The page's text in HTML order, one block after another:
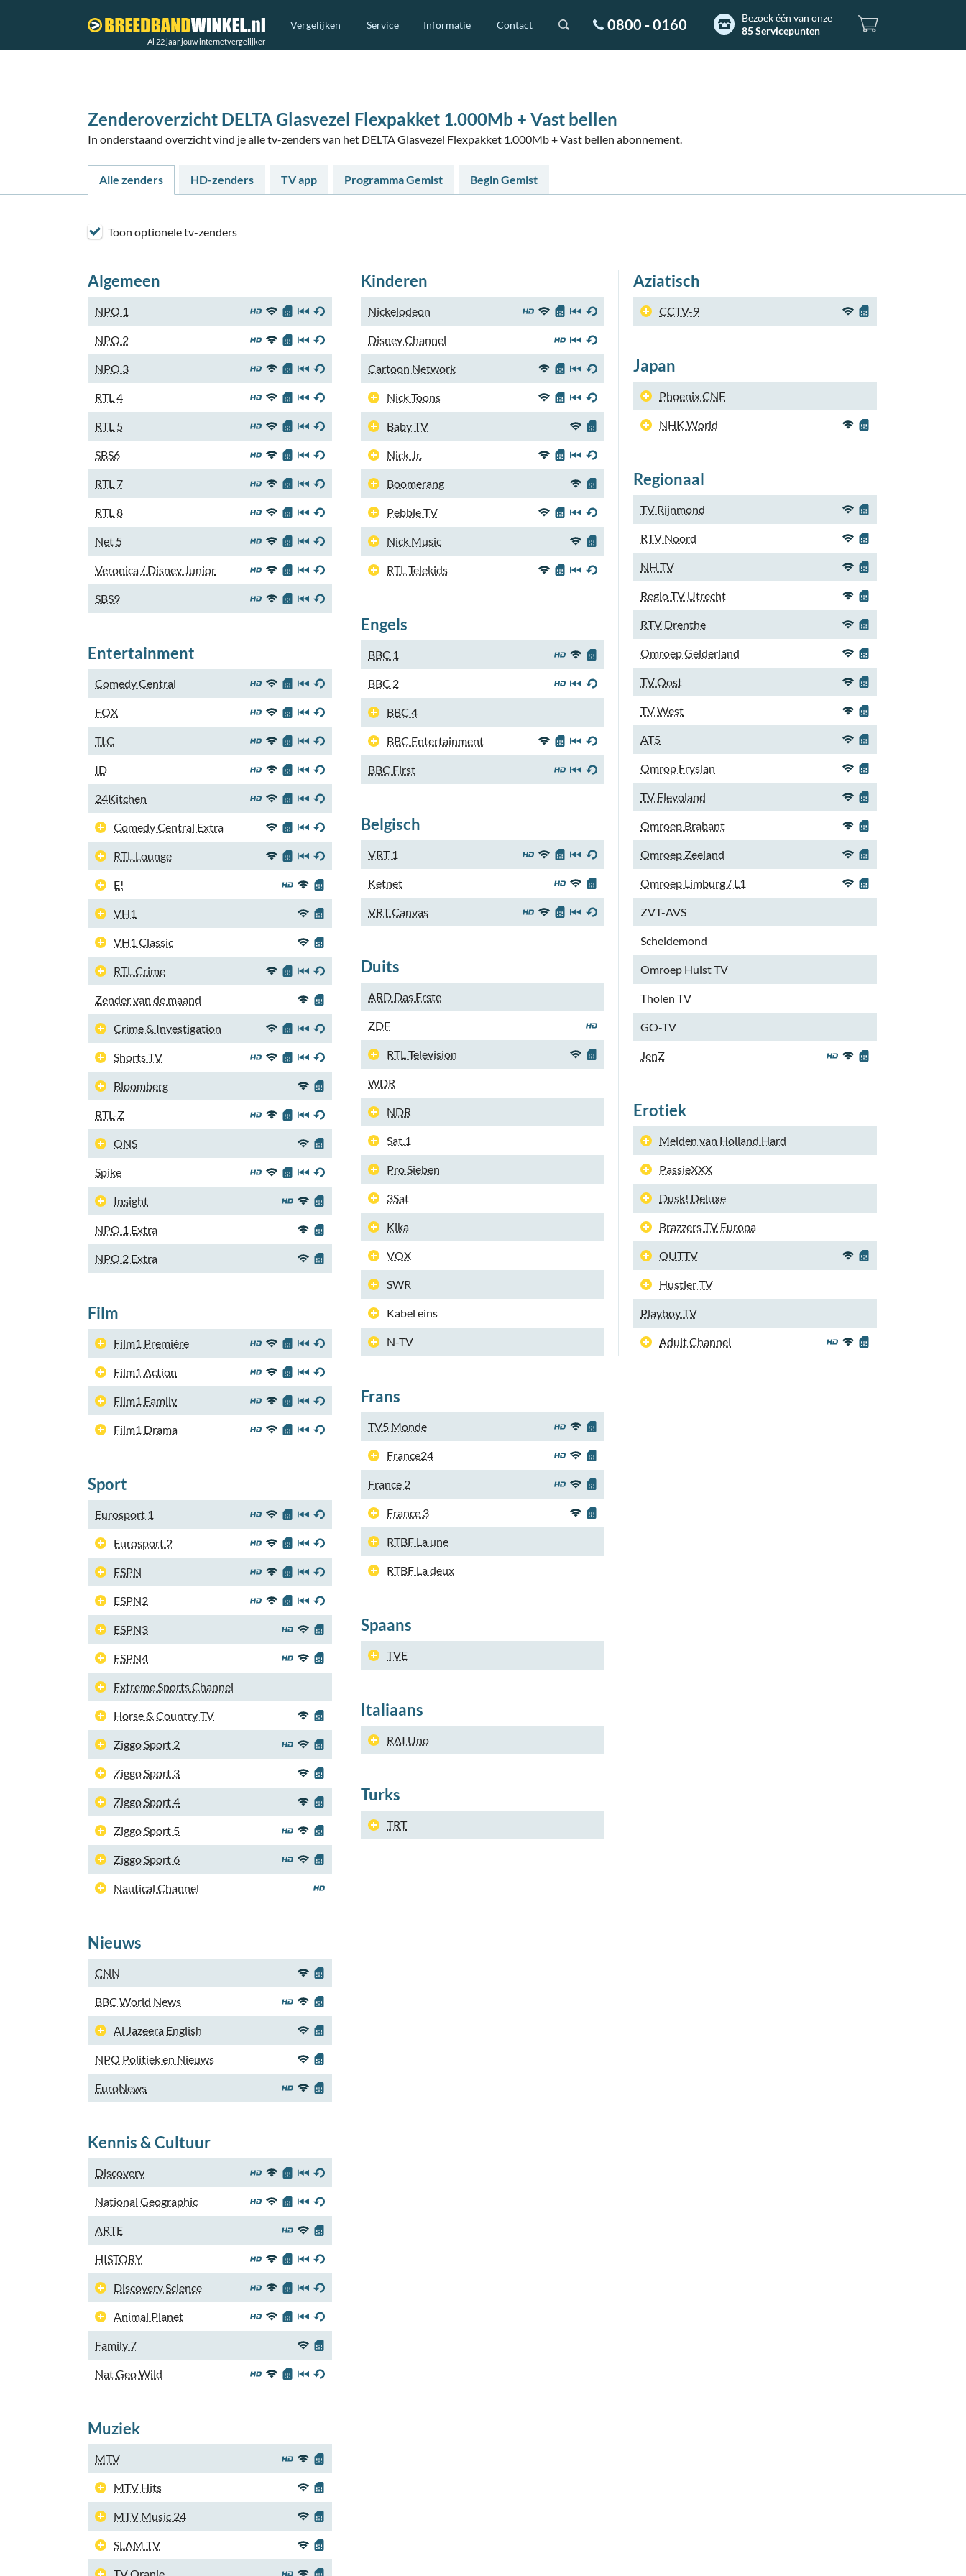
Al 22 jaar jouw internetvergelijker
Vergelijken Service Informatie Contact 0800 - 0160
Bezoek één van onze
85 Servicepunten
Zenderoverzicht DELTA Glasvezel Flexpakket 1.000Mb + Vast bellen
In onderstaand overzicht vind je alle tv-zenders van het DELTA Glasvezel Flexpakket 1.000Mb + Vast bellen abonnement.
Alle zenders HD-zenders TV app Programma Gemist Begin Gemist
Toon optionele tv-zenders
Algemeen
NPO 1
NPO 2
NPO 3
RTL 4
RTL 5
SBS6
RTL 7
RTL 8
Net 5
Veronica / Disney Junior
SBS9
Entertainment
Comedy Central
FOX
TLC
ID
24Kitchen
Comedy Central Extra
RTL Lounge
E!
VH1
VH1 Classic
RTL Crime
Zender van de maand
Crime & Investigation
Shorts TV
Bloomberg
RTL-Z
ONS
Spike
Insight
NPO 1 Extra
NPO 2 Extra
Film
Film1 Première
Film1 Action
Film1 Family
Film1 Drama
Sport
Eurosport 1
Eurosport 2
ESPN
ESPN2
ESPN3
ESPN4
Extreme Sports Channel
Horse & Country TV
Ziggo Sport 2
Ziggo Sport 3
Ziggo Sport 4
Ziggo Sport 5
Ziggo Sport 6
Nautical Channel
Nieuws
CNN
BBC World News
Al Jazeera English
NPO Politiek en Nieuws
EuroNews
Kennis & Cultuur
Discovery
National Geographic
ARTE
HISTORY
Discovery Science
Animal Planet
Family 7
Nat Geo Wild
Muziek
MTV
MTV Hits
MTV Music 24
SLAM TV
Kinderen
Nickelodeon
Disney Channel
Cartoon Network
Nick Toons
Baby TV
Nick Jr.
Boomerang
Pebble TV
Nick Music
RTL Telekids
Engels
BBC 1
BBC 2
BBC 4
BBC Entertainment
BBC First
Belgisch
VRT 1
Ketnet
VRT Canvas
Duits
ARD Das Erste
ZDF
RTL Television
WDR
NDR
Sat.1
Pro Sieben
3Sat
Kika
VOX
SWR
Kabel eins
N-TV
Frans
TV5 Monde
France24
France 2
France 3
RTBF La une
RTBF La deux
Spaans
TVE
Italiaans
RAI Uno
Turks
TRT
Aziatisch
CCTV-9
Japan
Phoenix CNE
NHK World
Regionaal
TV Rijnmond
RTV Noord
NH TV
Regio TV Utrecht
RTV Drenthe
Omroep Gelderland
TV Oost
TV West
AT5
Omrop Fryslan
TV Flevoland
Omroep Brabant
Omroep Zeeland
Omroep Limburg / L1
ZVT-AVS
Scheldemond
Omroep Hulst TV
Tholen TV
GO-TV
JenZ
Erotiek
Meiden van Holland Hard
PassieXXX
Dusk! Deluxe
Brazzers TV Europa
OUTTV
Hustler TV
Playboy TV
Adult Channel